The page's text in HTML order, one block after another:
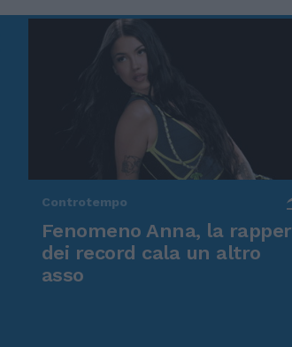
Controtempo
Fenomeno Anna, la rapper
dei record cala un altro
asso